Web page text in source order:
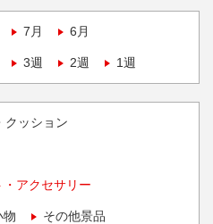
7月 6月
3週 2週 1週
クッション
アクセサリー
物 その他景品